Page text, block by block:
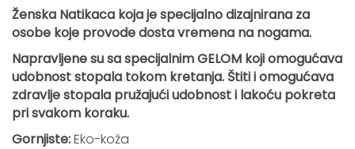
a
D
s
s
k
o
l
Ženska Natikaca koja je specijalno dizajnirana za
osobe koje provode dosta vremena na nogama.
Napravljene su sa specijalnim GELOM koji omogućava
udobnost stopala tokom kretanja. Štiti i omogućava
zdravlje stopala pružajući udobnost i lakoću pokreta
pri svakom koraku.
Gornjiste:Eko-koža